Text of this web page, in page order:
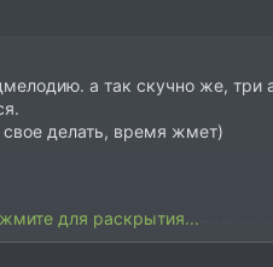
а так скучно же, три
свое делать, время жмет)
чето
для раскрытия...